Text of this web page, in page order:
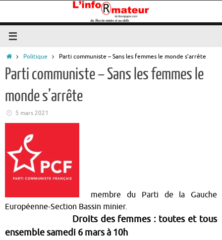
contenu
AccueilPolitique Parti communiste – Sans les femmes le monde s’arrête
Parti communiste – Sans les femmes le
monde s’arrête
5 mars 2021
membre du Parti de la Gauche
Européenne-Section Bassin minier.
Droits des femmes : toutes et tous
ensemble samedi 6 mars à 10h